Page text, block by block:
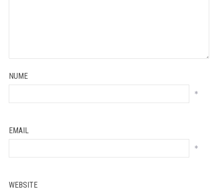
NUME
*
EMAIL
*
WEBSITE